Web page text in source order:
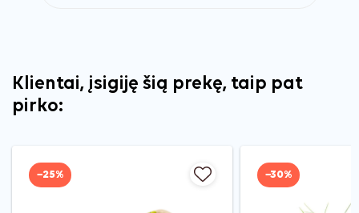
Klientai, įsigiję šią prekę, taip pat
pirko:
−25% −30%